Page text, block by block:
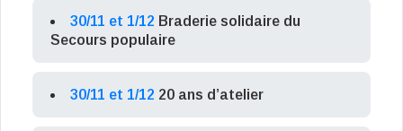
30/11 et 1/12 Braderie solidaire du
Secours populaire
30/11 et 1/12 20 ans d’atelier